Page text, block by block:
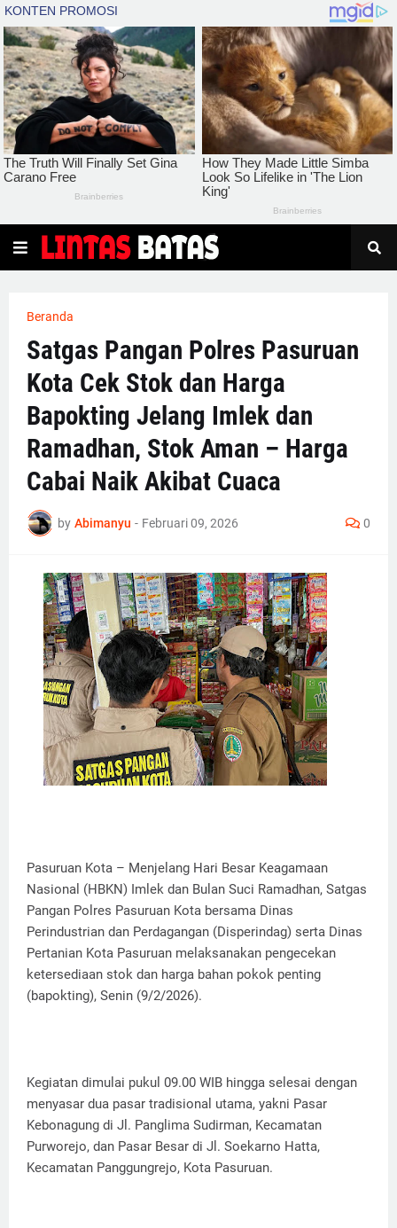
Beranda
Satgas Pangan Polres Pasuruan
Kota Cek Stok dan Harga
Bapokting Jelang Imlek dan
Ramadhan, Stok Aman – Harga
Cabai Naik Akibat Cuaca
by Abimanyu - Februari 09, 2026 0
Pasuruan Kota – Menjelang Hari Besar Keagamaan
Nasional (HBKN) Imlek dan Bulan Suci Ramadhan, Satgas
Pangan Polres Pasuruan Kota bersama Dinas
Perindustrian dan Perdagangan (Disperindag) serta Dinas
Pertanian Kota Pasuruan melaksanakan pengecekan
ketersediaan stok dan harga bahan pokok penting
(bapokting), Senin (9/2/2026).
Kegiatan dimulai pukul 09.00 WIB hingga selesai dengan
menyasar dua pasar tradisional utama, yakni Pasar
Kebonagung di Jl. Panglima Sudirman, Kecamatan
Purworejo, dan Pasar Besar di Jl. Soekarno Hatta,
Kecamatan Panggungrejo, Kota Pasuruan.